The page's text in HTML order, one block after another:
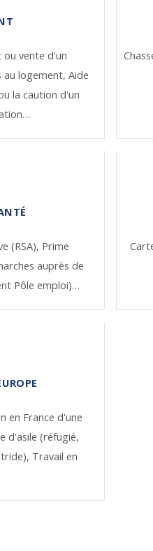
ou vente d'un
au logement,Aide
la caution d'un
(RSA), Prime
auprès de
Pôle emploi)…
en France d'une
d'asile (réfugié,
Travail en